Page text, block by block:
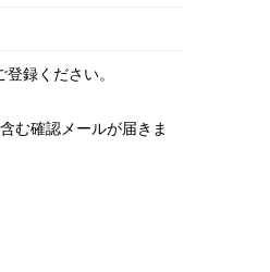
録ください。
む確認メールが届きま